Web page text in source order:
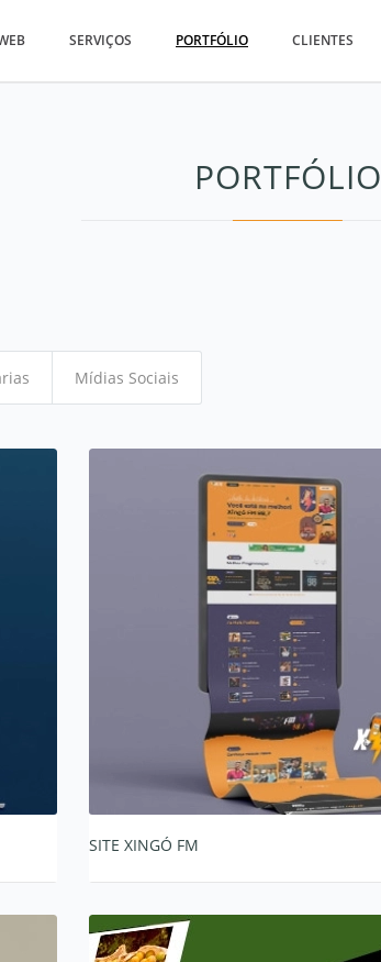
SERVIÇOS PORTFÓLIO CLIENTES
PORTFÓLIO
Mídias Sociais
SITE XINGÓ FM